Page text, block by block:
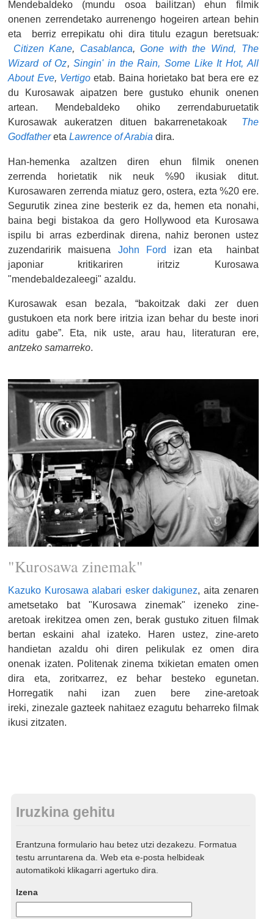
Mendebaldeko (mundu osoa bailitzan) ehun filmik
onenen zerrendetako aurrenengo hogeiren artean behin
eta berriz errepikatu ohi dira titulu ezagun beretsuak:
Citizen Kane, Casablanca,Gone with the Wind,
The
Wizard of Oz,Singin' in the Rain, Some Like It Hot, All
About Eve, Vertigoetab. Baina horietako bat bera ere ez
du Kurosawak aipatzen bere gustuko ehunik onenen
artean. Mendebaldeko ohiko zerrendaburuetatik
Kurosawak aukeratzen dituen bakarrenetakoak The
Godfather etaLawrence of Arabia dira.
Han-hemenka azaltzen diren ehun filmik onenen
zerrenda horietatik nik neuk %90 ikusiak ditut.
Kurosawaren zerrenda miatuz gero, ostera, ezta %20 ere.
Segurutik zinea zine besterik ez da, hemen eta nonahi,
baina begi bistakoa da gero Hollywood eta Kurosawa
ispilu bi arras ezberdinak direna, nahiz beronen ustez
zuzendaririk maisuena John Ford izan eta hainbat
japoniar kritikariren iritziz Kurosawa
"mendebaldezaleegi" azaldu.
Kurosawak esan bezala, “bakoitzak daki zer duen
gustukoen eta nork bere iritzia izan behar du beste inori
aditu gabe”. Eta, nik uste, arau hau, literaturan ere,
antzeko samarreko.
"Kurosawa zinemak"
Kazuko Kurosawa alabari esker dakigunez, aita zenaren
ametsetako bat "Kurosawa zinemak" izeneko zine-
aretoak irekitzea omen zen, berak gustuko zituen filmak
bertan eskaini ahal izateko. Haren ustez, zine-areto
handietan azaldu ohi diren pelikulak ez omen dira
onenak izaten. Politenak zinema txikietan ematen omen
dira eta, zoritxarrez, ez behar besteko egunetan.
Horregatik nahi izan zuen bere zine-aretoak
ireki, zinezale gazteek nahitaez ezagutu beharreko filmak
ikusi zitzaten.
Iruzkina gehitu
Erantzuna formulario hau betez utzi dezakezu. Formatua
testu arruntarena da. Web eta e-posta helbideak
automatikoki klikagarri agertuko dira.
Izena